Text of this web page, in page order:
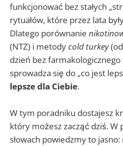
funkcjonować bez stałych
rytuałów, które przez lata
Dlatego porównanie
(NTZ) i metodycold turkey
dzień bez farmakologicznego
sprowadza się do „co jest
lepsze dla Ciebie.
W tym poradniku dostajesz
który możesz zacząć dziś. W
słowach powiedzmy to jasno: